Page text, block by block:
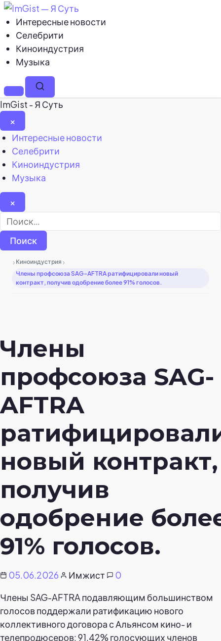
Интересные новости
Селебрити
Киноиндустрия
Музыка
МенюПоиск
ImGist - Я Суть
×
Закрыть
меню
Интересные новости
Селебрити
Киноиндустрия
Музыка
×
Найти:
› Киноиндустрия ›
Члены профсоюза SAG-AFTRA ратифицировали новый
контракт, получив одобрение более 91% голосов.
Члены
профсоюза SAG-
AFTRA
новый контракт,
получив
одобрение
91% голосов.
05.06.2026 Имжист
0
Члены SAG-AFTRA подавляющим большинством
голосов поддержали ратификацию нового
коллективного договора с Альянсом кино- и
телепродюсеров: 91,42% голосующих членов